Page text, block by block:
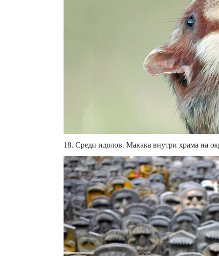
18. Среди идолов. Макака внутри храма на